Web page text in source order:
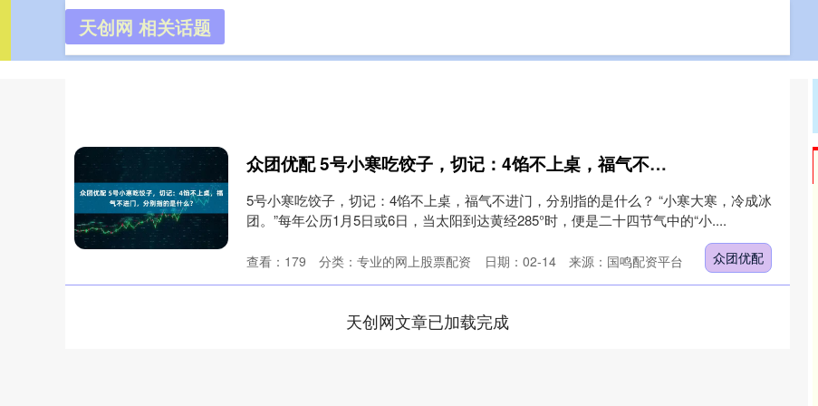
天创网 相关话题
众团优配 5号小寒吃饺子，切记：4馅不上桌，福气不进门，分别指的是什么？
5号小寒吃饺子，切记：4馅不上桌，福气不进门，分别指的是什么？ “小寒大寒，冷成冰
团。”每年公历1月5日或6日，当太阳到达黄经285°时，便是二十四节气中的“小....
众团优配
日期：02-14 来源：国鸣配资平台
查看： 179 分类： 专业的网上股票配资
天创网文章已加载完成